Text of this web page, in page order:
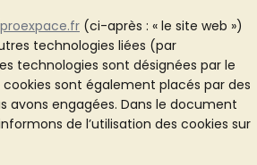
(ci-après : « le site web »)
technologies liées (par
technologies sont désignées par le
cookies sont également placés par des
avons engagées. Dans le document
de l’utilisation des cookies sur